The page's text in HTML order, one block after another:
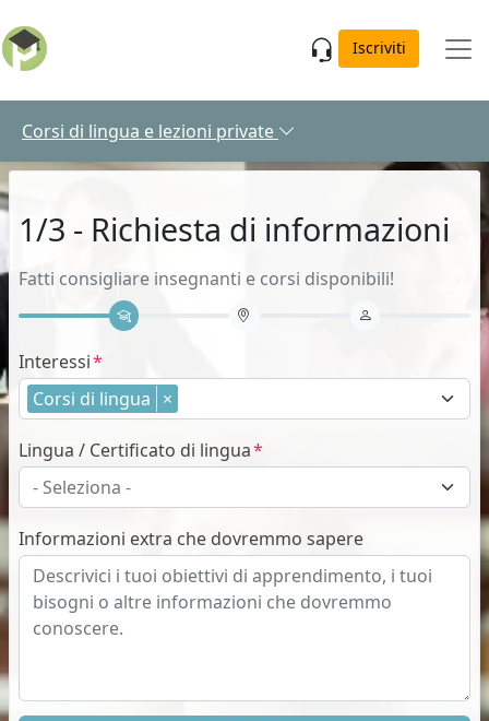
Iscriviti
Corsi di lingua e lezioni private
1/3 - Richiesta di informazioni
Fatti consigliare insegnanti e corsi disponibili!
Interessi
Corsi di lingua ×
Lingua / Certificato di lingua
Informazioni extra che dovremmo sapere